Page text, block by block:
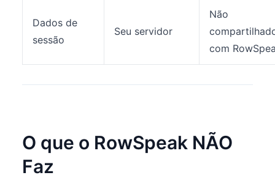
Dados de
sessão
Seu servidor
Não
com
O que o RowSpeak NÃO
Faz